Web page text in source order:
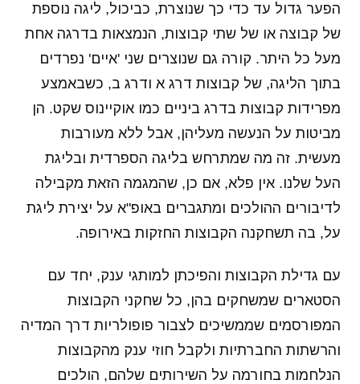
הפער גדול עד כדי כך שנוצרת, כביכול, ליגה נוספת
של קבוצה או של שתי קבוצות, הנמצאות בדרגה אחת
מעל כל היתר. קורה גם שנוצרים שני 'איים' נפרדים
בתוך הליגה, של קבוצות דרג א ודרג ב, כשבאמצע
מפרידות קבוצות בדרג ביניים כמו אוקיינוס שקט. הן
מביטות על הנעשה מעליהן, אבל ללא מעורבות
מעשית. זה מה שמתרחש בליגה הספרדית ובליגת
העל שלנו. אין פלא, אם כן, שהמגמה הזאת מקבילה
לדיבורים ההולכים ומתגברים באופ"א על יצירת ליגת
על, בה תשחקנה הקבוצות החזקות באירופה.
עם גדילת הקבוצות והפיכתן למותגי ענק, יחד עם
הסטארים שמשחקים בהן, כל שחקני הקבוצות
המפורסמים שממשיכים לצבור פופולריות דרך המדיה
והרשתות החברתיות ולקבל חוזי ענק מהקבוצות
הנלחמות בחורמה על השירותים שלהם, הולכים